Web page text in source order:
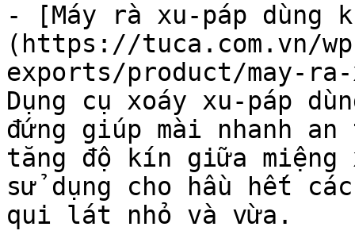
- [Máy rà xu-páp dùng
(https://tuca.com.vn/
exports/product/may-
Dụng cụ xoáy xu-páp
đứng giúp mài nhanh
tăng độ kín giữa miệng
sử dụng cho hầu hết